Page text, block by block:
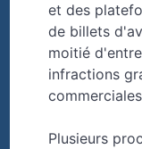
et des
de billets
moitié
infractions
Plusieurs